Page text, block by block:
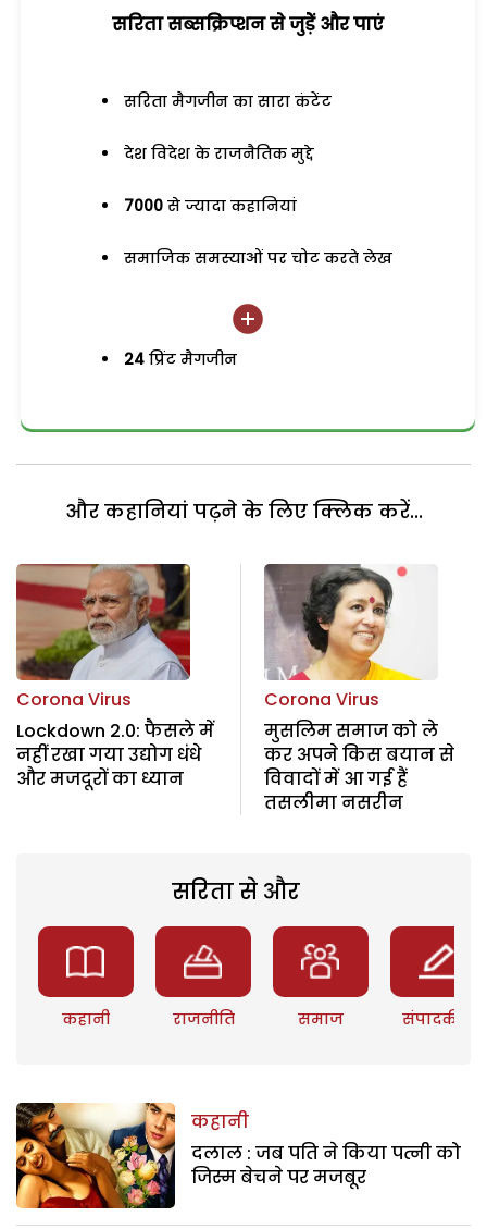
सरिता सब्सक्रिप्शन से जुड़ेें और पाएं
सरिता मैगजीन का सारा कंटेंट
देश विदेश के राजनैतिक मुद्दे
7000 से ज्यादा कहानियां
समाजिक समस्याओं पर चोट करते लेख
24 प्रिंट मैगजीन
और कहानियां पढ़ने के लिए क्लिक करें...
Corona Virus
Lockdown 2.0: फैसले में
नहीं रखा गया उद्योग धंधे
और मजदूरों का ध्यान
Corona Virus
मुसलिम समाज को ले
कर अपने किस बयान से
विवादों में आ गई हैं
तसलीमा नसरीन
सरिता से और
कहानी राजनीति समाज संपादकीय
कहानी
दलाल : जब पति ने किया पत्नी को
जिस्म बेचने पर मजबूर